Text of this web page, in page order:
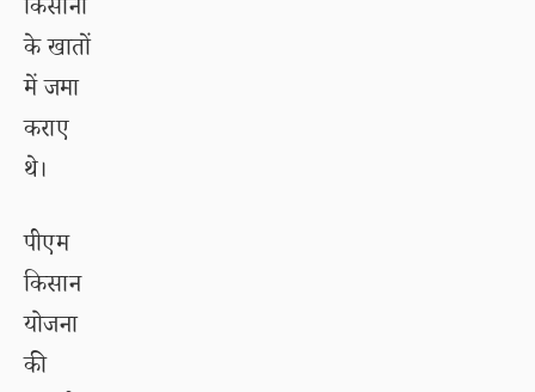
किसानों
के खातों
में जमा
कराए
थे।
पीएम
किसान
योजना
की